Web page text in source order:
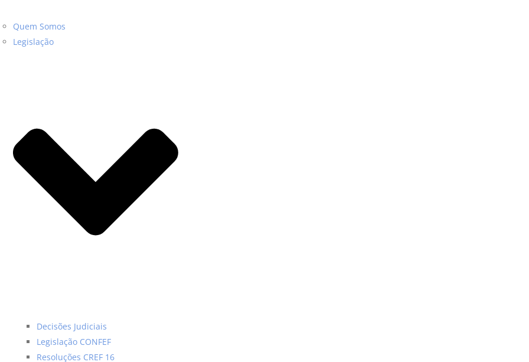
Quem Somos
Legislação
Decisões Judiciais
Legislação CONFEF
Resoluções CREF 16